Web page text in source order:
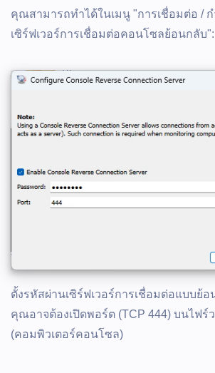
คุณสามารถทำได้ในเมนู "การเชื่อมต่อ /
เซิร์ฟเวอร์การเชื่อมต่อคอนโซลย้อนกลับ":
ตั้งรหัสผ่านเซิร์ฟเวอร์การเชื่อมต่อแบบย้
คุณอาจต้องเปิดพอร์ต (TCP 444) บนไฟ
(คอมพิวเตอร์คอนโซล)